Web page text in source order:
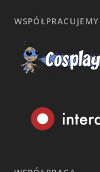
WSPÓŁPRACUJEMY